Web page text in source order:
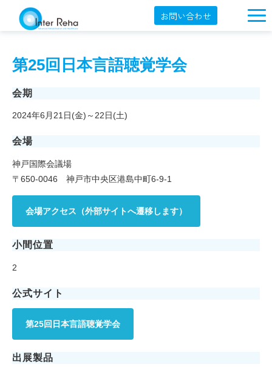
お問い合わせ
製品一覧
セミナー情報
オンラインショップ
English
第25回日本言語聴覚学会
会期
2024年6月21日(金)～22日(土)
会場
神戸国際会議場
〒650-0046 神戸市中央区港島中町6-9-1
会場アクセス（外部サイトへ遷移します）
小間位置
2
公式サイト
第25回日本言語聴覚学会
出展製品